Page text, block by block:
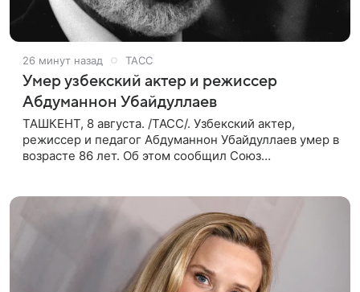
26 минут назад ТАСС
Умер узбекский актер и режиссер
Абдуманнон Убайдуллаев
ТАШКЕНТ, 8 августа. /ТАСС/. Узбекский актер,
режиссер и педагог Абдуманнон Убайдуллаев умер в
возрасте 86 лет. Об этом сообщил Союз